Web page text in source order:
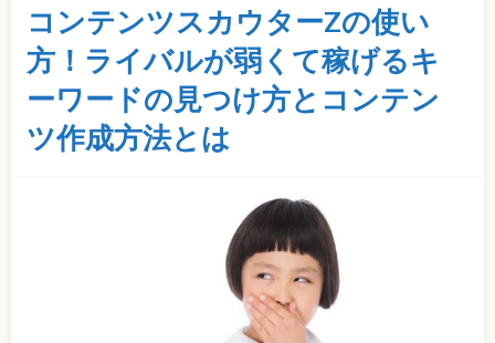
コンテンツスカウターZの使い
方！ライバルが弱くて稼げるキ
ーワードの見つけ方とコンテン
ツ作成方法とは